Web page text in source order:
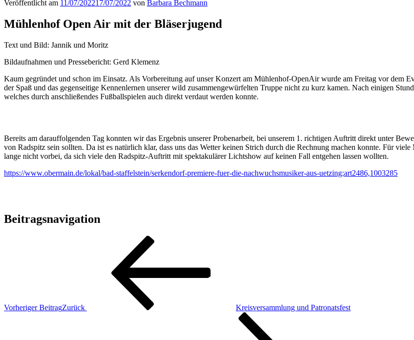
Veröffentlicht am 11/07/202217/07/2022 von Barbara Bechmann
Mühlenhof Open Air mit der Bläserjugend
Text und Bild: Jannik und Moritz
Bildaufnahmen und Pressebericht: Gerd Klemenz
Kaum gegründet und schon im Einsatz. Als Vorbereitung auf unser Konzert am Mühlenhof-OpenAir wurde am Freitag vor dem
der Spaß und das gegenseitige Kennenlernen unserer wild zusammengewürfelten Truppe nicht zu kurz kamen. Nach einigen
welches durch anschließendes Fußballspielen auch direkt verdaut werden konnte.
Bereits am darauffolgenden Tag konnten wir das Ergebnis unserer Probenarbeit, bei unserem 1. richtigen Auftritt direkt unter
von Radspitz sein sollten. Da ist es natürlich klar, dass uns das Wetter keinen Strich durch die Rechnung machen konnte. Für
lange nicht vorbei, da sich viele den Radspitz-Auftritt mit spektakulärer Lichtshow auf keinen Fall entgehen lassen wollten.
https://www.obermain.de/lokal/bad-staffelstein/serkendorf-premiere-fuer-die-nachwuchsmusiker-aus-uetzing;art2486,1003285
Beitragsnavigation
Vorheriger BeitragZurück Kreisversammlung und Patronatsfest